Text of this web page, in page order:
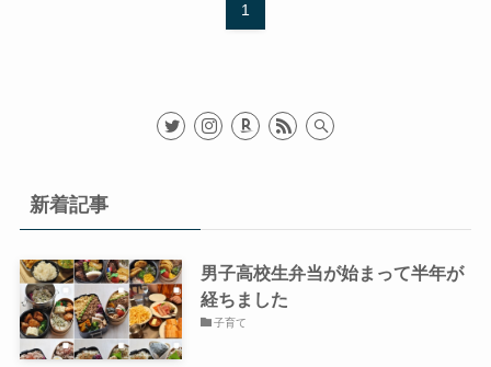
1
新着記事
男子高校生弁当が始まって半年が
経ちました
子育て